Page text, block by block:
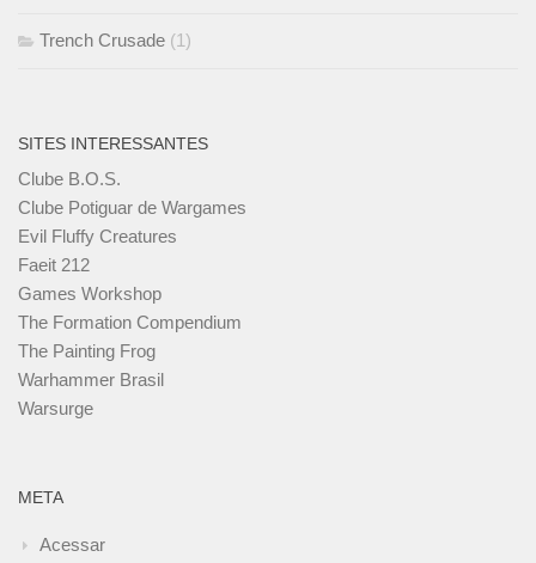
Trench Crusade (1)
SITES INTERESSANTES
Clube B.O.S.
Clube Potiguar de Wargames
Evil Fluffy Creatures
Faeit 212
Games Workshop
The Formation Compendium
The Painting Frog
Warhammer Brasil
Warsurge
META
Acessar